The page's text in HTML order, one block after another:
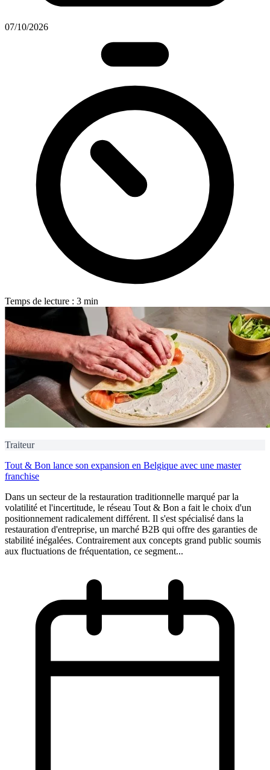
07/10/2026
Temps de lecture : 3 min
Traiteur
Tout & Bon lance son expansion en Belgique avec une master
franchise
Dans un secteur de la restauration traditionnelle marqué par la
volatilité et l'incertitude, le réseau Tout & Bon a fait le choix d'un
positionnement radicalement différent. Il s'est spécialisé dans la
restauration d'entreprise, un marché B2B qui offre des garanties de
stabilité inégalées. Contrairement aux concepts grand public soumis
aux fluctuations de fréquentation, ce segment...